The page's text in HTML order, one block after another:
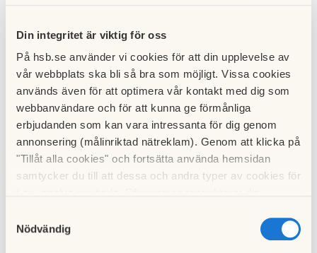
Din integritet är viktig för oss
På hsb.se använder vi cookies för att din upplevelse av
vår webbplats ska bli så bra som möjligt. Vissa cookies
används även för att optimera vår kontakt med dig som
webbanvändare och för att kunna ge förmånliga
erbjudanden som kan vara intressanta för dig genom
annonsering (målinriktad nätreklam). Genom att klicka på
"Tillåt alla cookies" och fortsätta använda hemsidan
samtycker du till att dessa och andra typer av cookies för
cookies och välja att endast tillåta ett urval.
Nödvändig
Föreningens medlemmar beslutade under en extrastämma i
september 2024 att bygga om Tangens gästlägenhet i port
73 till en ny bostadsrätt. Ombyggnationen är planerad att
påbörjas i slutet av februari 2025. Det innebär att det för
närvarande inte finns någon gästlägenhet i föreningen att
hyra.
En ny gästlägenhet kommer att byggas i port 51, och
uthyrning.